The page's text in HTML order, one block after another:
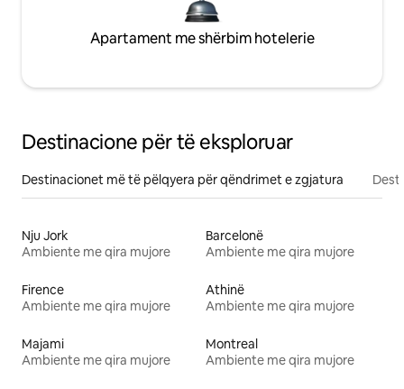
Apartament me shërbim hotelerie
Destinacione për të eksploruar
Destinacionet më të pëlqyera për qëndrimet e zgjatura
Nju Jork
Ambiente me qira mujore
Barcelonë
Ambiente me qira mujore
Firence
Ambiente me qira mujore
Athinë
Ambiente me qira mujore
Majami
Ambiente me qira mujore
Montreal
Ambiente me qira mujore